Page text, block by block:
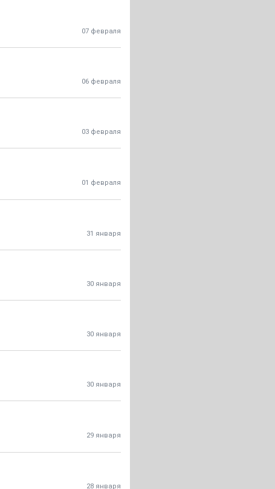
07 февраля
06 февраля
03 февраля
01 февраля
31 января
30 января
30 января
30 января
29 января
28 января